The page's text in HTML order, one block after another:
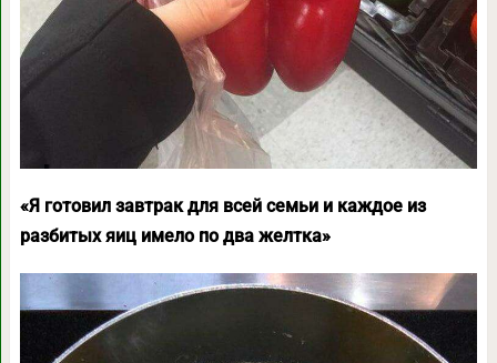
«Я готовил завтрак для всей семьи и каждое из
разбитых яиц имело по два желтка»